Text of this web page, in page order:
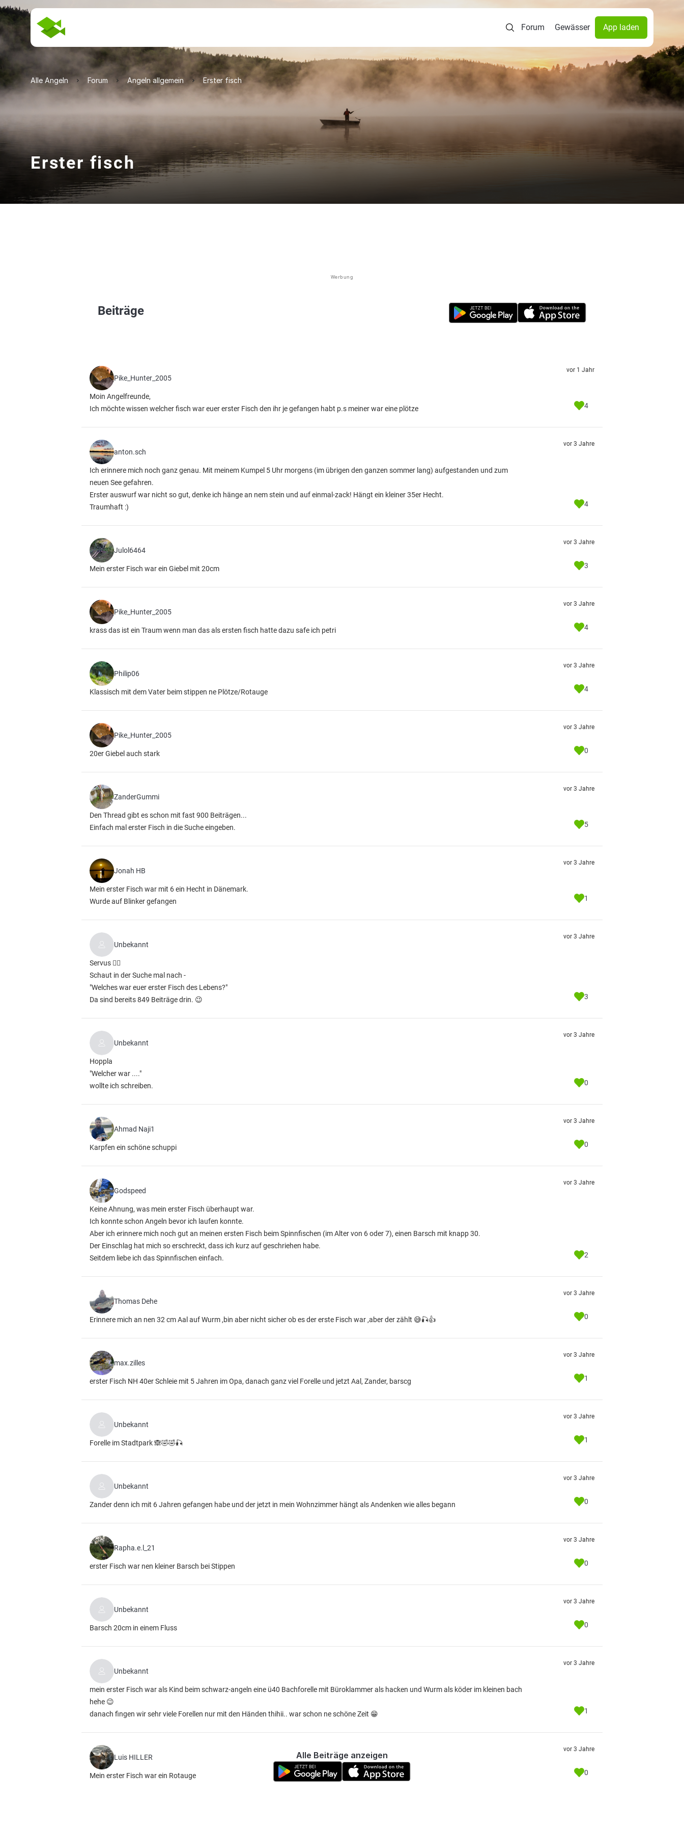
Forum Gewässer App laden
Alle Angeln Forum Angeln allgemein Erster fisch
Erster fisch
Werbung
Beiträge
Pike_Hunter_2005
Moin Angelfreunde,
Ich möchte wissen welcher fisch war euer erster Fisch den ihr je gefangen habt p.s meiner war eine plötze
vor 1 Jahr
4
anton.sch
Ich erinnere mich noch ganz genau. Mit meinem Kumpel 5 Uhr morgens (im übrigen den ganzen sommer lang) aufgestanden und zum
neuen See gefahren.
Erster auswurf war nicht so gut, denke ich hänge an nem stein und auf einmal-zack! Hängt ein kleiner 35er Hecht.
Traumhaft :)
vor 3 Jahre
4
Julol6464
Mein erster Fisch war ein Giebel mit 20cm
vor 3 Jahre
3
Pike_Hunter_2005
krass das ist ein Traum wenn man das als ersten fisch hatte dazu safe ich petri
vor 3 Jahre
4
Philip06
Klassisch mit dem Vater beim stippen ne Plötze/Rotauge
vor 3 Jahre
4
Pike_Hunter_2005
20er Giebel auch stark
vor 3 Jahre
0
ZanderGummi
Den Thread gibt es schon mit fast 900 Beiträgen...
Einfach mal erster Fisch in die Suche eingeben.
vor 3 Jahre
5
Jonah HB
Mein erster Fisch war mit 6 ein Hecht in Dänemark.
Wurde auf Blinker gefangen
vor 3 Jahre
1
Unbekannt
Servus ✌🏼
Schaut in der Suche mal nach -
"Welches war euer erster Fisch des Lebens?"
Da sind bereits 849 Beiträge drin. 😉
vor 3 Jahre
3
Unbekannt
Hoppla
"Welcher war ...."
wollte ich schreiben.
vor 3 Jahre
0
Ahmad Naji1
Karpfen ein schöne schuppi
vor 3 Jahre
0
Godspeed
Keine Ahnung, was mein erster Fisch überhaupt war.
Ich konnte schon Angeln bevor ich laufen konnte.
Aber ich erinnere mich noch gut an meinen ersten Fisch beim Spinnfischen (im Alter von 6 oder 7), einen Barsch mit knapp 30.
Der Einschlag hat mich so erschreckt, dass ich kurz auf geschriehen habe.
Seitdem liebe ich das Spinnfischen einfach.
vor 3 Jahre
2
Thomas Dehe
Erinnere mich an nen 32 cm Aal auf Wurm ,bin aber nicht sicher ob es der erste Fisch war ,aber der zählt 😅🎣👍
vor 3 Jahre
0
max.zilles
erster Fisch NH 40er Schleie mit 5 Jahren im Opa, danach ganz viel Forelle und jetzt Aal, Zander, barscg
vor 3 Jahre
1
Unbekannt
Forelle im Stadtpark 🙈🤣🤣🎣
vor 3 Jahre
1
Unbekannt
Zander denn ich mit 6 Jahren gefangen habe und der jetzt in mein Wohnzimmer hängt als Andenken wie alles begann
vor 3 Jahre
0
Rapha.e.l_21
erster Fisch war nen kleiner Barsch bei Stippen
vor 3 Jahre
0
Unbekannt
Barsch 20cm in einem Fluss
vor 3 Jahre
0
Unbekannt
mein erster Fisch war als Kind beim schwarz-angeln eine ü40 Bachforelle mit Büroklammer als hacken und Wurm als köder im kleinen bach
hehe 😉
danach fingen wir sehr viele Forellen nur mit den Händen thihii.. war schon ne schöne Zeit 😁
vor 3 Jahre
1
Luis HILLER
Mein erster Fisch war ein Rotauge
vor 3 Jahre
0
Alle Beiträge anzeigen